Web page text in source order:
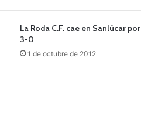
La Roda C.F. cae en Sanlúcar por
3-0
1 de octubre de 2012